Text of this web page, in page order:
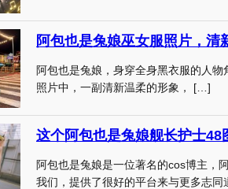
阿包也是兔娘巫女服照片，清
阿包也是兔娘，身穿全身黑衣服的人
照片中，一副清新温柔的形象， […]
阿包也是兔娘是一位著名的cos博主，
我们，提供了很好的平台来与更多志